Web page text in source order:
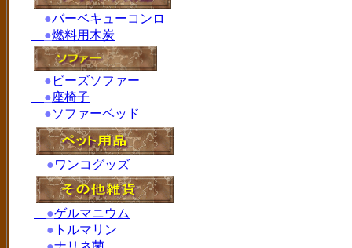
●バーベキューコンロ
●燃料用木炭
● ビーズソファー
●座椅子
●ソファーベッド
●ワンコグッズ
●ゲルマニウム
● トルマリン